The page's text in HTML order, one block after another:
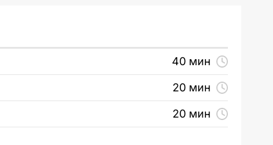
40 мин
20 мин
20 мин